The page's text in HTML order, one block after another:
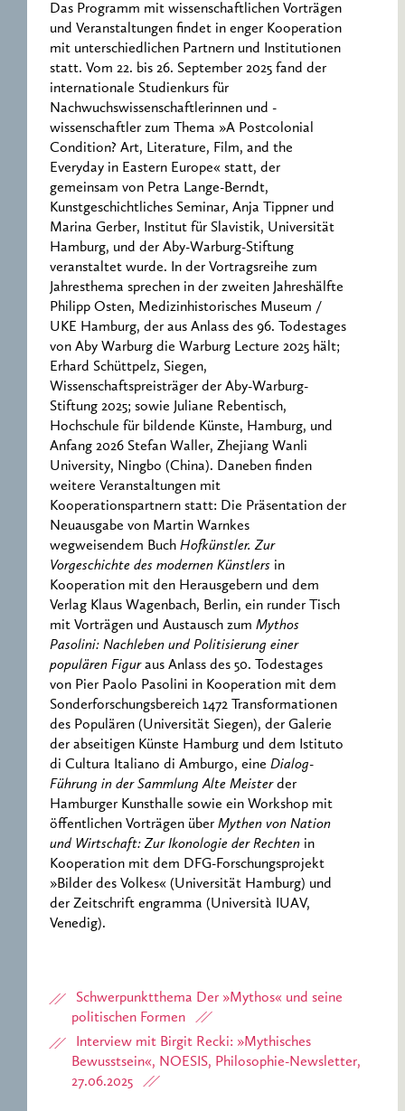
Das Programm mit wissenschaftlichen Vorträgen
und Veranstaltungen findet in enger Kooperation
mit unterschiedlichen Partnern und Institutionen
statt. Vom 22. bis 26. September 2025 fand der
internationale Studienkurs für
Nachwuchswissenschaftlerinnen und -
wissenschaftler zum Thema »A Postcolonial
Condition? Art, Literature, Film, and the
Everyday in Eastern Europe« statt, der
gemeinsam von Petra Lange-Berndt,
Kunstgeschichtliches Seminar, Anja Tippner und
Marina Gerber, Institut für Slavistik, Universität
Hamburg, und der Aby-Warburg-Stiftung
veranstaltet wurde. In der Vortragsreihe zum
Jahresthema sprechen in der zweiten Jahreshälfte
Philipp Osten, Medizinhistorisches Museum /
UKE Hamburg, der aus Anlass des 96. Todestages
von Aby Warburg die Warburg Lecture 2025 hält;
Erhard Schüttpelz, Siegen,
Wissenschaftspreisträger der Aby-Warburg-
Stiftung 2025; sowie Juliane Rebentisch,
Hochschule für bildende Künste, Hamburg, und
Anfang 2026 Stefan Waller, Zhejiang Wanli
University, Ningbo (China). Daneben finden
weitere Veranstaltungen mit
Kooperationspartnern statt: Die Präsentation der
Neuausgabe von Martin Warnkes
wegweisendem Buch Hofkünstler. Zur
Vorgeschichte des modernen Künstlers in
Kooperation mit den Herausgebern und dem
Verlag Klaus Wagenbach, Berlin, ein runder Tisch
mit Vorträgen und Austausch zum Mythos
Pasolini: Nachleben und Politisierung einer
populären Figuraus Anlass des 50. Todestages
von Pier Paolo Pasolini in Kooperation mit dem
Sonderforschungsbereich 1472 Transformationen
des Populären (Universität Siegen), der Galerie
der abseitigen Künste Hamburg und dem Istituto
di Cultura Italiano di Amburgo, eine Dialog-
Führung in der Sammlung Alte Meisterder
Hamburger Kunsthalle sowie ein Workshop mit
öffentlichen Vorträgen über Mythen von Nation
und Wirtschaft: Zur Ikonologie der Rechten in
Kooperation mit dem DFG-Forschungsprojekt
»Bilder des Volkes« (Universität Hamburg) und
der Zeitschrift engramma (Università IUAV,
Venedig).
Schwerpunktthema Der »Mythos« und seine
politischen Formen
Interview mit Birgit Recki: »Mythisches
Bewusstsein«, NOESIS, Philosophie-Newsletter,
27.06.2025